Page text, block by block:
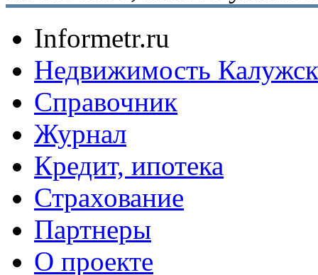
Informetr.ru
Недвижимость
Справочник
Журнал
Кредит, ипотека
Страхование
Партнеры
O проекте